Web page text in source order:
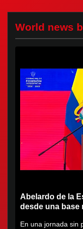
World news
Abelardo de la
desde una base
En una jornada sin